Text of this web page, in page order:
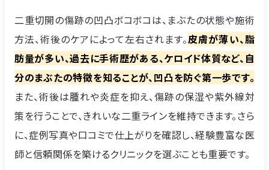
二重切開の傷跡の凹凸ボコボコは、まぶたの状態や施術
方法、術後のケアによって左右されます。皮膚が薄い、脂
肪量が多い、過去に手術歴がある、ケロイド体質など、自
分のまぶたの特徴を知ることが、凹凸を防ぐ第一歩です。
また、術後は腫れや炎症を抑え、傷跡の保湿や紫外線対
策を行うことで、きれいな二重ラインを維持できます。さら
に、症例写真や口コミで仕上がりを確認し、経験豊富な医
師と信頼関係を築けるクリニックを選ぶことも重要です。